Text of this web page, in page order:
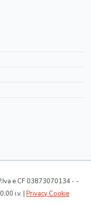
e CF 03873070134 - -
i.v. | Privacy Cookie